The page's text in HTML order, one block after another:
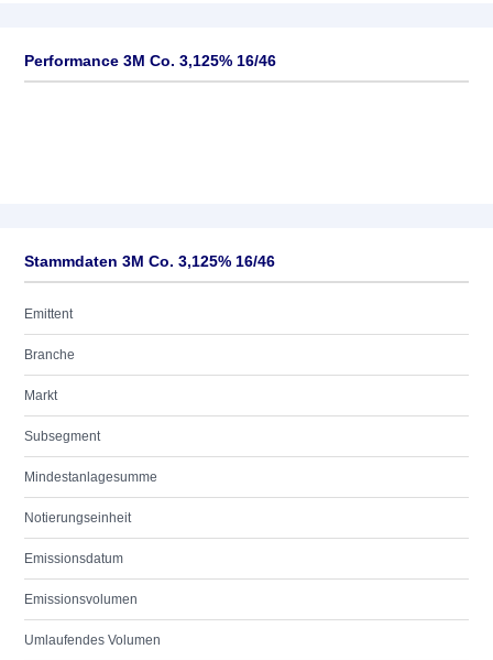
Performance 3M Co. 3,125% 16/46
Stammdaten 3M Co. 3,125% 16/46
Emittent
Branche
Markt
Subsegment
Mindestanlagesumme
Notierungseinheit
Emissionsdatum
Emissionsvolumen
Umlaufendes Volumen